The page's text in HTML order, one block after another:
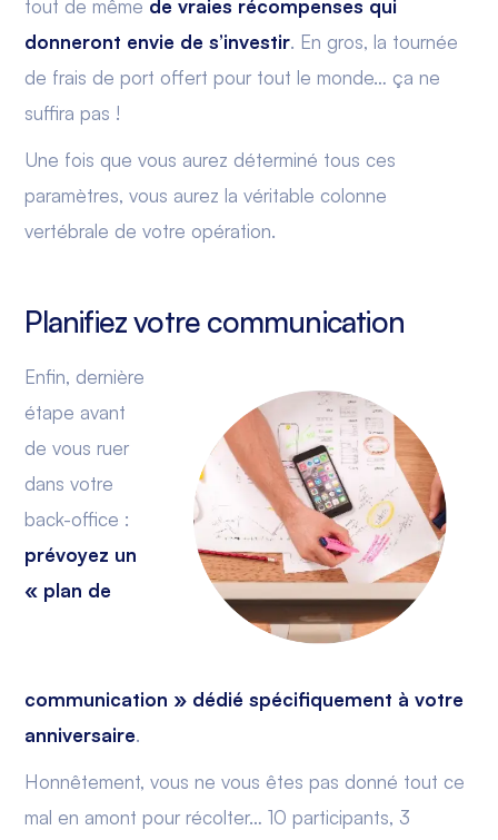
tout de même de vraies récompenses qui
donneront envie de s’investir. En gros, la tournée
de frais de port offert pour tout le monde… ça ne
suffira pas !
Une fois que vous aurez déterminé tous ces
paramètres, vous aurez la véritable colonne
vertébrale de votre opération.
Planifiez votre communication
Enfin, dernière
étape avant
de vous ruer
dans votre
back-office :
prévoyez un
« plan de
communication » dédié spécifiquement à votre
anniversaire.
Honnêtement, vous ne vous êtes pas donné tout ce
mal en amont pour récolter… 10 participants, 3